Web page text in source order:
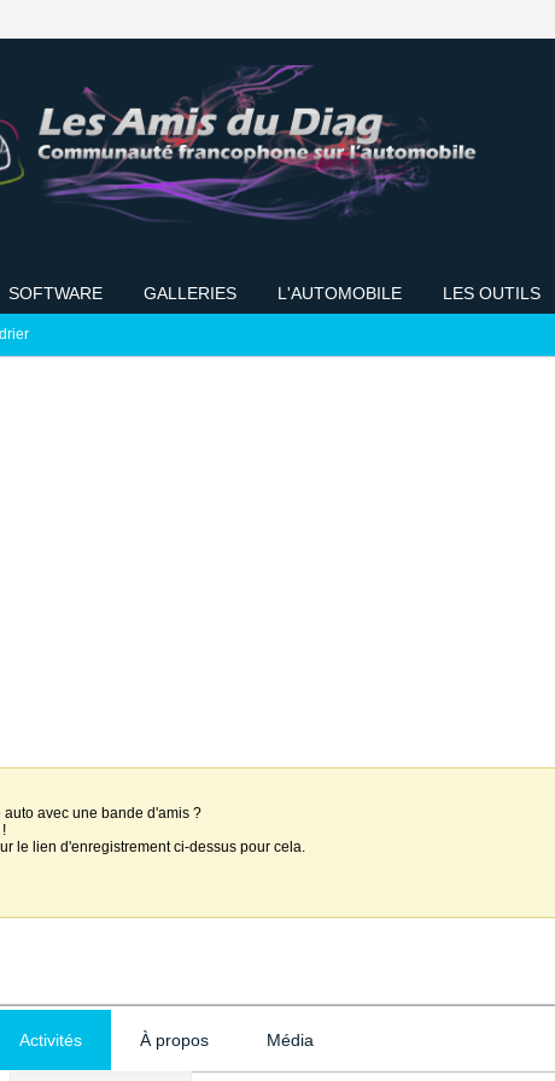
SOFTWARE GALLERIES L'AUTOMOBILE LES OUTILS
avec une bande d'amis ?
le lien d'enregistrement ci-dessus pour cela.
Activités À propos Média